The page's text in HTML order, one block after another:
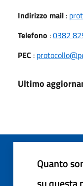
Indirizzo mail :
Telefono :0382
PEC :
Ultimo
Quanto